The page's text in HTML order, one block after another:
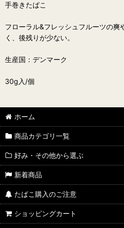
手巻きたばこ
フローラル&フレッシュフルーツの爽
く、後残りが少ない。
生産国：デンマーク
30g入/個
ホーム
商品カテゴリ一覧
好み・その他から選ぶ
新着商品
たばこ購入のご注意
ショッピングカート